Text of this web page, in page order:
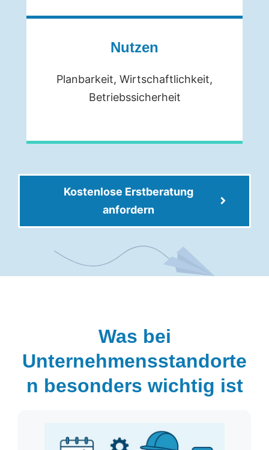
Nutzen
Planbarkeit, Wirtschaftlichkeit,
Betriebssicherheit
Kostenlose Erstberatung
anfordern
Was bei
Unternehmensstandorte
n besonders wichtig ist